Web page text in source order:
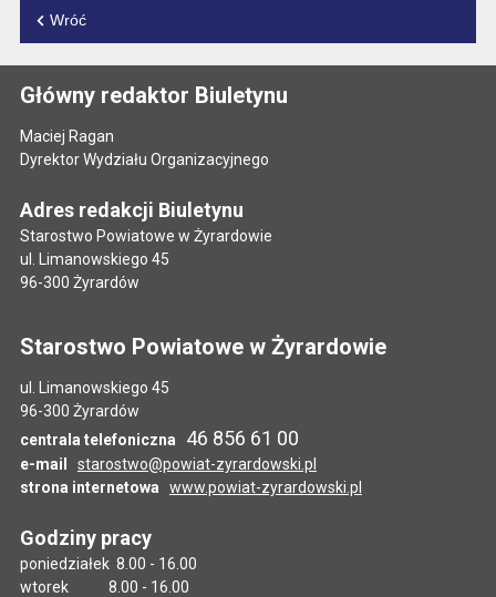
Wróć
Główny redaktor Biuletynu
Maciej Ragan
Dyrektor Wydziału Organizacyjnego
Adres redakcji Biuletynu
Starostwo Powiatowe w Żyrardowie
ul. Limanowskiego 45
96-300 Żyrardów
Starostwo Powiatowe w Żyrardowie
ul. Limanowskiego 45
96-300 Żyrardów
centrala telefoniczna
46 856 61 00
e-mail
starostwo@powiat-zyrardowski.pl
strona internetowa
www.powiat-zyrardowski.pl
Godziny pracy
poniedziałek 8.00 - 16.00
wtorek 8.00 - 16.00